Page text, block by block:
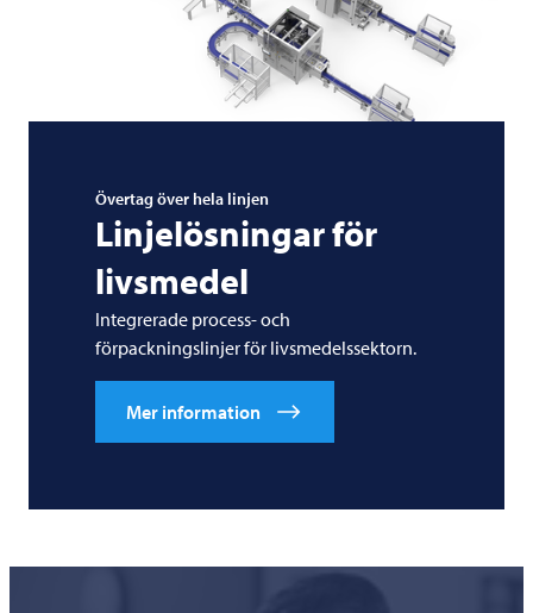
Övertag över hela linjen
Linjelösningar för
livsmedel
Integrerade process- och
förpackningslinjer för livsmedelssektorn.
Mer information